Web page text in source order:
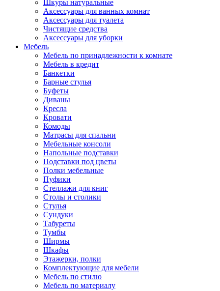
Шкуры натуральные
Аксессуары для ванных комнат
Аксессуары для туалета
Чистящие средства
Аксессуары для уборки
Мебель
Мебель по принадлежности к комнате
Мебель в кредит
Банкетки
Барные стулья
Буфеты
Диваны
Кресла
Кровати
Комоды
Матрасы для спальни
Мебельные консоли
Напольные подставки
Подставки под цветы
Полки мебельные
Пуфики
Стеллажи для книг
Столы и столики
Стулья
Сундуки
Табуреты
Тумбы
Ширмы
Шкафы
Этажерки, полки
Комплектующие для мебели
Мебель по стилю
Мебель по материалу